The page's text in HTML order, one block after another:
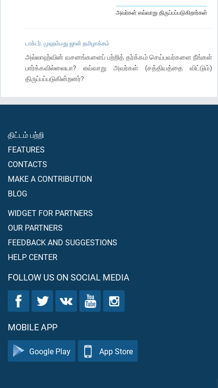
அவர்கள் எவ்வாறு திருப்பப்படுகிறார்கள்
டாக்டர். முஹம்மது ஜான் தமிழாக்கம்
அல்லாஹ்வின் வசனங்களைப் பற்றித் தர்க்கம் செய்பவர்களை நீங்கள்
பார்க்கவில்லையா? எவ்வாறு அவர்கள் (சத்தியத்தை விட்டும்)
திருப்பப்படுகின்றனர்?
திட்டம் பற்றி
FEATURES
CONTACTS
MAKE A CONTRIBUTION
BLOG
WIDGET FOR PARTNERS
OUR PARTNERS
FEEDBACK AND SUGGESTIONS
HELP CENTER
FOLLOW US ON SOCIAL MEDIA
MOBILE APP
Google Play App Store